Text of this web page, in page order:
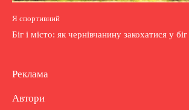
Я спортивний
Біг і місто: як чернівчанину закохатися у біг
Реклама
Автори